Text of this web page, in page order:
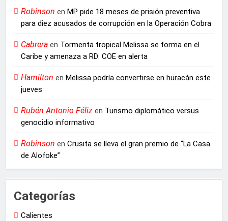
Robinson en MP pide 18 meses de prisión preventiva
para diez acusados de corrupción en la Operación Cobra
Cabrera en Tormenta tropical Melissa se forma en el
Caribe y amenaza a RD: COE en alerta
Hamilton en Melissa podría convertirse en huracán este
jueves
Rubén Antonio Féliz en Turismo diplomático versus
genocidio informativo
Robinson en Crusita se lleva el gran premio de “La Casa
de Alofoke”
Categorías
Calientes